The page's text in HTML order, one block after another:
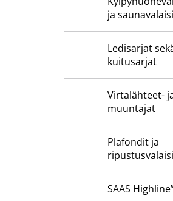
ja
Ledisarjat
kuitusarjat
Virtalähteet-
muuntajat
Plafondit ja
SAAS